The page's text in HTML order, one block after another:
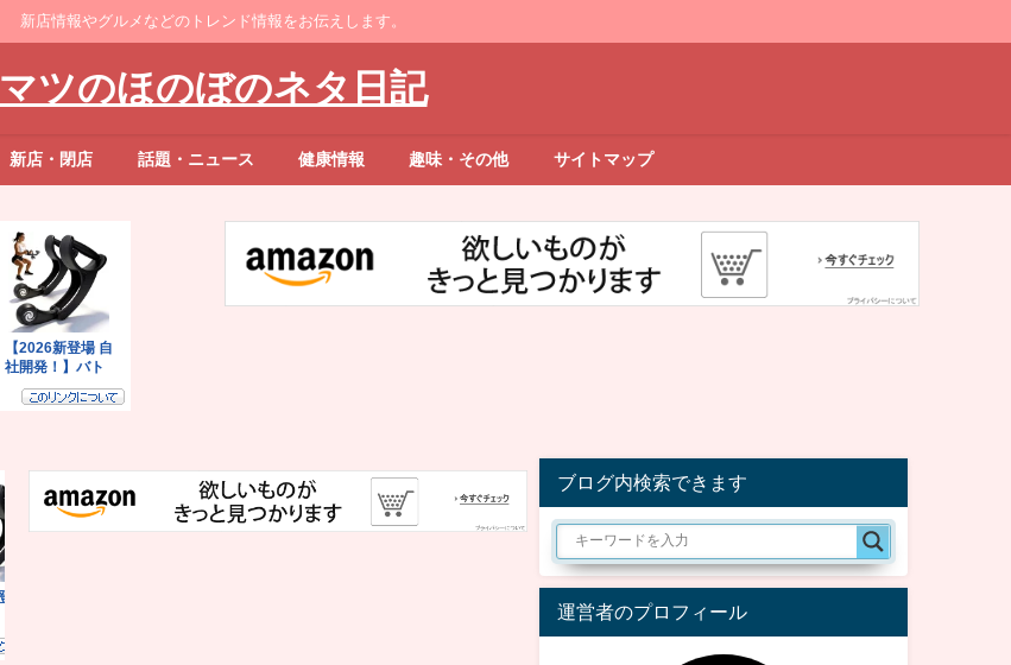
新店情報やグルメなどのトレンド情報をお伝えします。
マツのほのぼのネタ日記
新店・閉店 話題・ニュース 健康情報 趣味・その他 サイトマップ
ブログ内検索できます
運営者のプロフィール